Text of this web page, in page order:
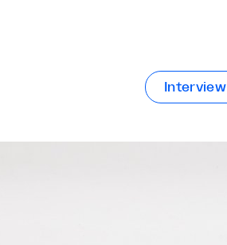
Interview